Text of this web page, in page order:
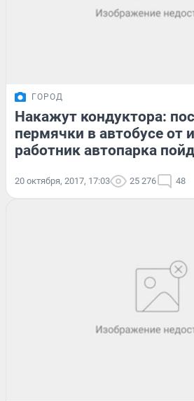
ГОРОД
Накажут кондуктора:
пермячки в автобусе от
работник автопарка
20 октября, 2017, 17:03 25 276 48